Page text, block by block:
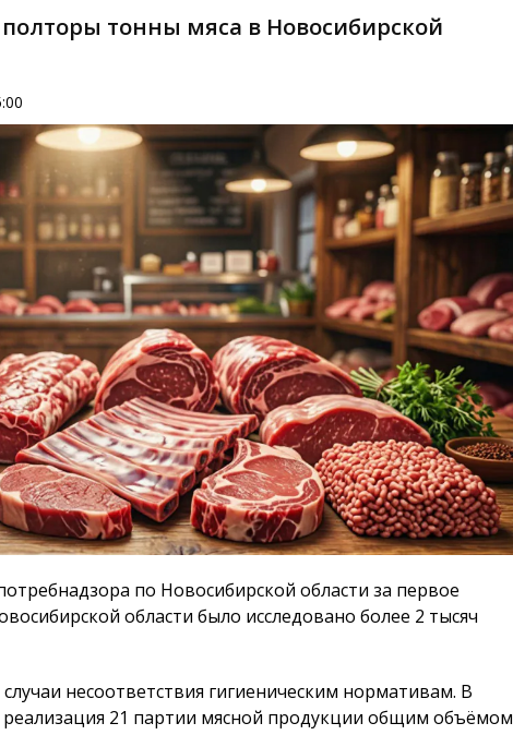
тонны мяса в Новосибирской
по Новосибирской области за первое
области было исследовано более 2 тысяч
несоответствия гигиеническим нормативам. В
21 партии мясной продукции общим объёмом